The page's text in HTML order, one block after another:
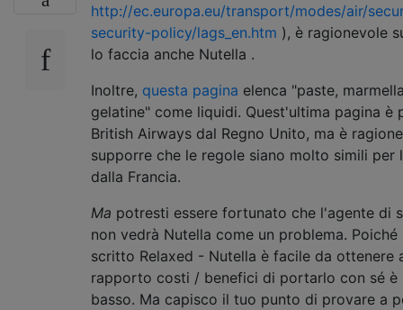
http://ec.europa.eu/transport/modes/air/
security-policy/lags_en.htm ), è ragionevole
lo faccia anche Nutella .
Inoltre, questa pagina elenca "paste,
gelatine" come liquidi. Quest'ultima pagina è
British Airways dal Regno Unito, ma è
supporre che le regole siano molto simili per
dalla Francia.
Ma potresti essere fortunato che l'agente di
non vedrà Nutella come un problema.
scritto Relaxed - Nutella è facile da ottenere
rapporto costi / benefici di portarlo con sé
basso. Ma capisco il tuo punto di provare a